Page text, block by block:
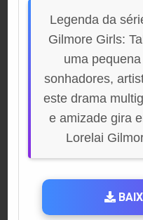
Legenda da
Gilmore Girls:
uma
sonhadores,
este drama
e amizade gira
Lorelai